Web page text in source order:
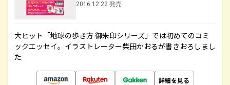
2016.12.22 発売
大ヒット「地球の歩き方 御朱印シリーズ」では初めてのコミ
ックエッセイ。イラストレーター柴田かおるが書きおろしまし
た
詳細を見る